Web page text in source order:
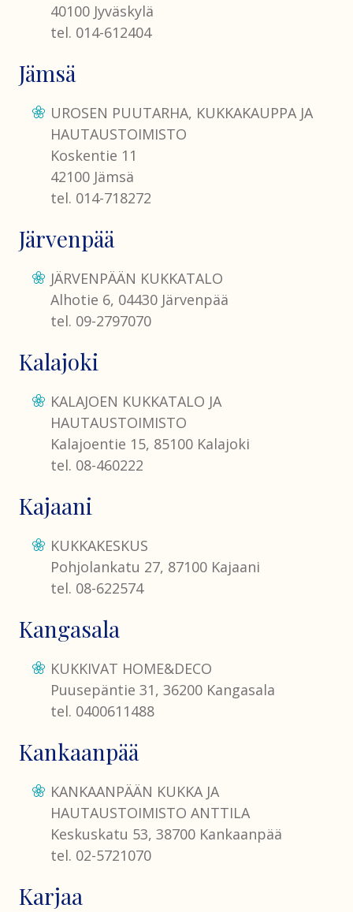
40100 Jyväskylä
tel. 014-612404
Jämsä
UROSEN PUUTARHA, KUKKAKAUPPA JA
HAUTAUSTOIMISTO
Koskentie 11
42100 Jämsä
tel. 014-718272
Järvenpää
JÄRVENPÄÄN KUKKATALO
Alhotie 6, 04430 Järvenpää
tel. 09-2797070
Kalajoki
KALAJOEN KUKKATALO JA
HAUTAUSTOIMISTO
Kalajoentie 15, 85100 Kalajoki
tel. 08-460222
Kajaani
KUKKAKESKUS
Pohjolankatu 27, 87100 Kajaani
tel. 08-622574
Kangasala
KUKKIVAT HOME&DECO
Puusepäntie 31, 36200 Kangasala
tel. 0400611488
Kankaanpää
KANKAANPÄÄN KUKKA JA
HAUTAUSTOIMISTO ANTTILA
Keskuskatu 53, 38700 Kankaanpää
tel. 02-5721070
Karjaa